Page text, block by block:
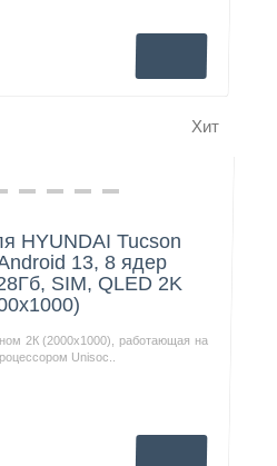
Хит
дешевле?
HYUNDAI Tucson
13, 8 ядер
SIM, QLED 2K
2К (2000х1000), работающая на
Unisoc..